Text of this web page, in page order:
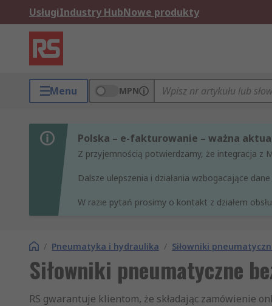
UsługiIndustry HubNowe produkty
Menu MPN
Polska – e-fakturowanie – ważna
Z przyjemnością potwierdzamy, że integracja z
Dalsze ulepszenia i działania wzbogacające
W razie pytań prosimy o kontakt z działem
/ Pneumatyka i hydraulika / Siłowniki
Siłowniki pneumatyczne
RS gwarantuje klientom, że składając zamówienie